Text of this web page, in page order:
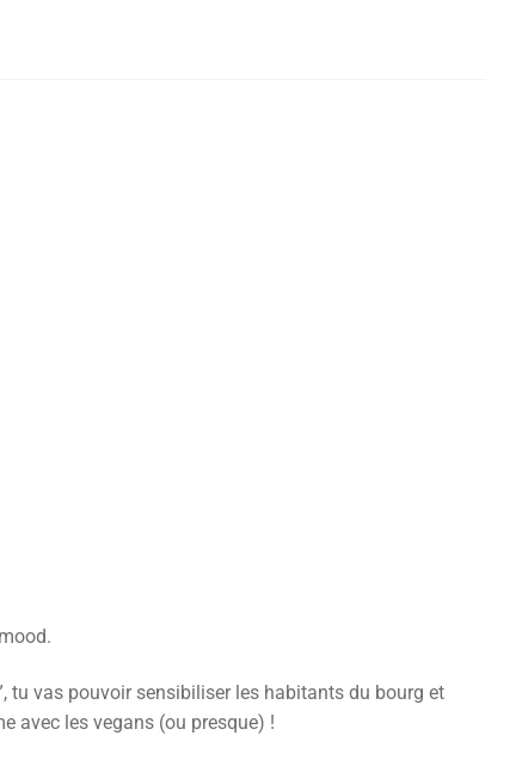
tu vas pouvoir sensibiliser les habitants du bourg et
avec les vegans (ou presque) !